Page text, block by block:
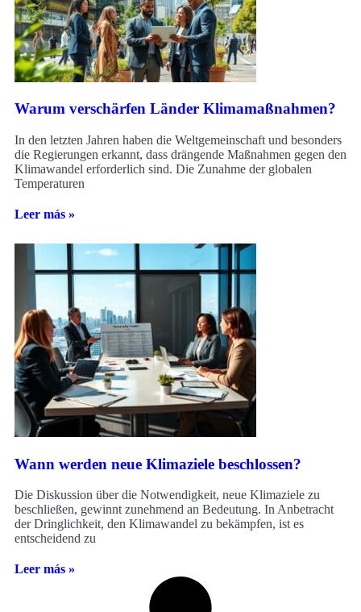
Warum verschärfen Länder Klimamaßnahmen?
In den letzten Jahren haben die Weltgemeinschaft und besonders
die Regierungen erkannt, dass drängende Maßnahmen gegen den
Klimawandel erforderlich sind. Die Zunahme der globalen
Temperaturen
Leer más »
Wann werden neue Klimaziele beschlossen?
Die Diskussion über die Notwendigkeit, neue Klimaziele zu
beschließen, gewinnt zunehmend an Bedeutung. In Anbetracht
der Dringlichkeit, den Klimawandel zu bekämpfen, ist es
entscheidend zu
Leer más »